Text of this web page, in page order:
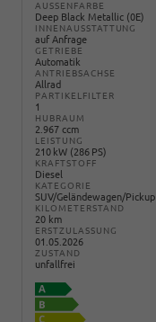
AUSSENFARBE
Deep Black Metallic (0E)
INNENAUSSTATTUNG
auf Anfrage
GETRIEBE
Automatik
ANTRIEBSACHSE
Allrad
PARTIKELFILTER
1
HUBRAUM
2.967 ccm
LEISTUNG
210 kW (286 PS)
KRAFTSTOFF
Diesel
KATEGORIE
SUV/Geländewagen/Pickup
KILOMETERSTAND
20 km
ERSTZULASSUNG
01.05.2026
ZUSTAND
unfallfrei